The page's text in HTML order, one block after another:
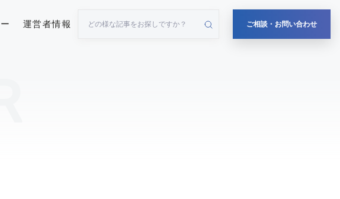
運営者情報 ご相談・お問い合わせ